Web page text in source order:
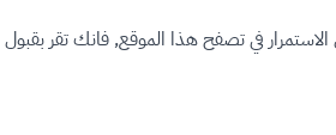
في تصفح هذا الموقع, فانك تقر